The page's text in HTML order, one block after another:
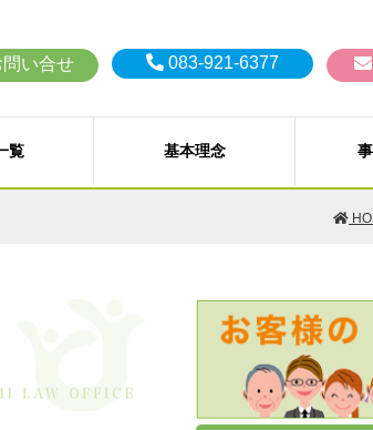
083-921-6377
問い合せ
倒産（民事再生、破産、特別清算）
浦部 真奈 弁
覧
お支払いいただく料金（費
ついて
基本理念
個人情報保護